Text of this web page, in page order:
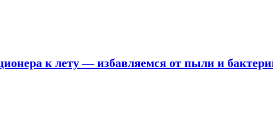
к лету — избавляемся от пыли и